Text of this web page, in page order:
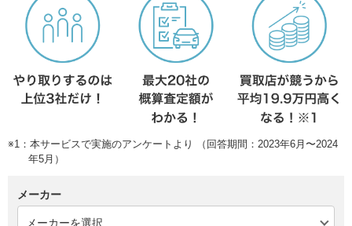
※1：本サービスで実施のアンケートより （回答期間：2023年6月〜2024
年5月）
メーカー